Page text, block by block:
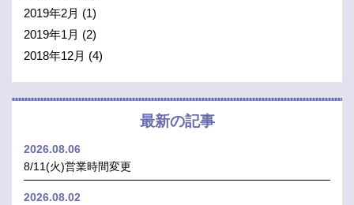
2019年2月 (1)
2019年1月 (2)
2018年12月 (4)
最新の記事
2026.08.06
8/11(火)営業時間変更
2026.08.02